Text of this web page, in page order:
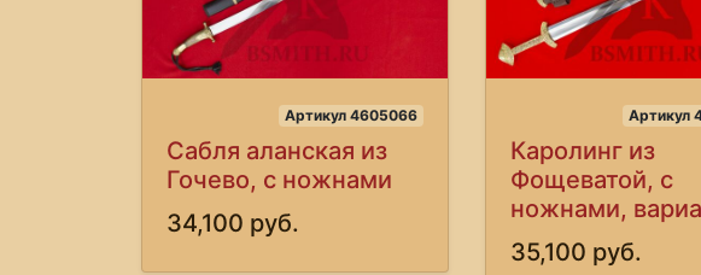
Артикул 4605066
Сабля аланская из
Гочево, с ножнами
34,100 руб.
Артикул
Каролинг из
Фощеватой, с
ножнами,
35,100 руб.